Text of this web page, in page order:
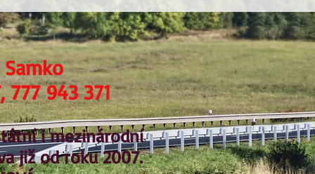
777 943 371
i mezinárodní
již od roku 2007.